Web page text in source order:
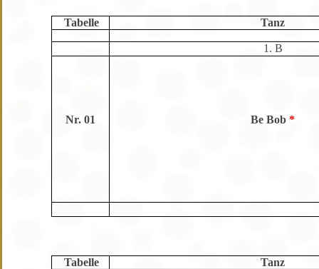
Tabelle Tanz
1. B
Nr. 01 Be Bob *
Tabelle Tanz